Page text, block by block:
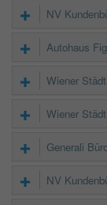
NV
Autohaus
Wiener
Wiener
Generali
NV